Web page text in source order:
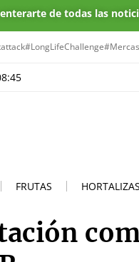
enterarte de todas las
#LongLifeChallenge
FRUTAS HORTALIZAS